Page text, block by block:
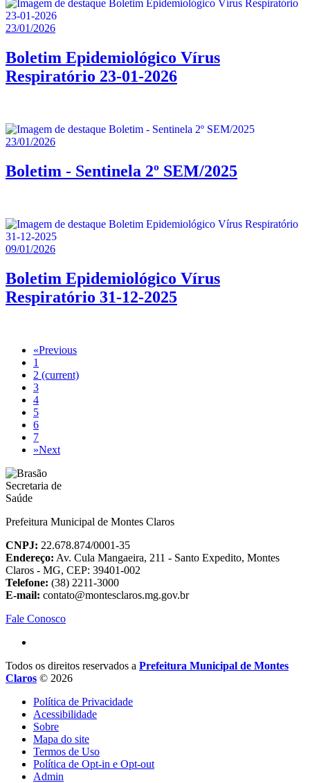
23/01/2026
Boletim Epidemiológico Vírus
Respiratório 23-01-2026
23/01/2026
Boletim - Sentinela 2º SEM/2025
09/01/2026
Boletim Epidemiológico Vírus
Respiratório 31-12-2025
«Previous
1
2 (current)
3
4
5
6
7
»Next
Prefeitura Municipal de Montes Claros
CNPJ: 22.678.874/0001-35
Endereço: Av. Cula Mangaeira, 211 - Santo Expedito, Montes
Claros - MG, CEP: 39401-002
Telefone: (38) 2211-3000
E-mail: contato@montesclaros.mg.gov.br
Fale Conosco
Todos os direitos reservados a Prefeitura Municipal de Montes
Claros © 2026
Política de Privacidade
Acessibilidade
Sobre
Mapa do site
Termos de Uso
Política de Opt-in e Opt-out
Admin